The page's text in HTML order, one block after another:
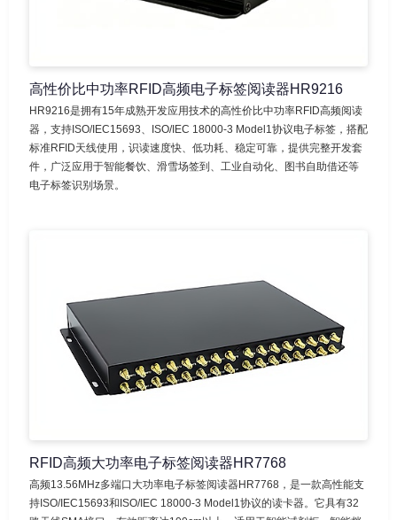
高性价比中功率RFID高频电子标签阅读器HR9216
HR9216是拥有15年成熟开发应用技术的高性价比中功率RFID高频阅读
器，支持ISO/IEC15693、ISO/IEC 18000-3 Model1协议电子标签，搭配
标准RFID天线使用，识读速度快、低功耗、稳定可靠，提供完整开发套
件，广泛应用于智能餐饮、滑雪场签到、工业自动化、图书自助借还等
电子标签识别场景。
RFID高频大功率电子标签阅读器HR7768
高频13.56MHz多端口大功率电子标签阅读器HR7768，是一款高性能支
持ISO/IEC15693和ISO/IEC 18000-3 Model1协议的读卡器。它具有32